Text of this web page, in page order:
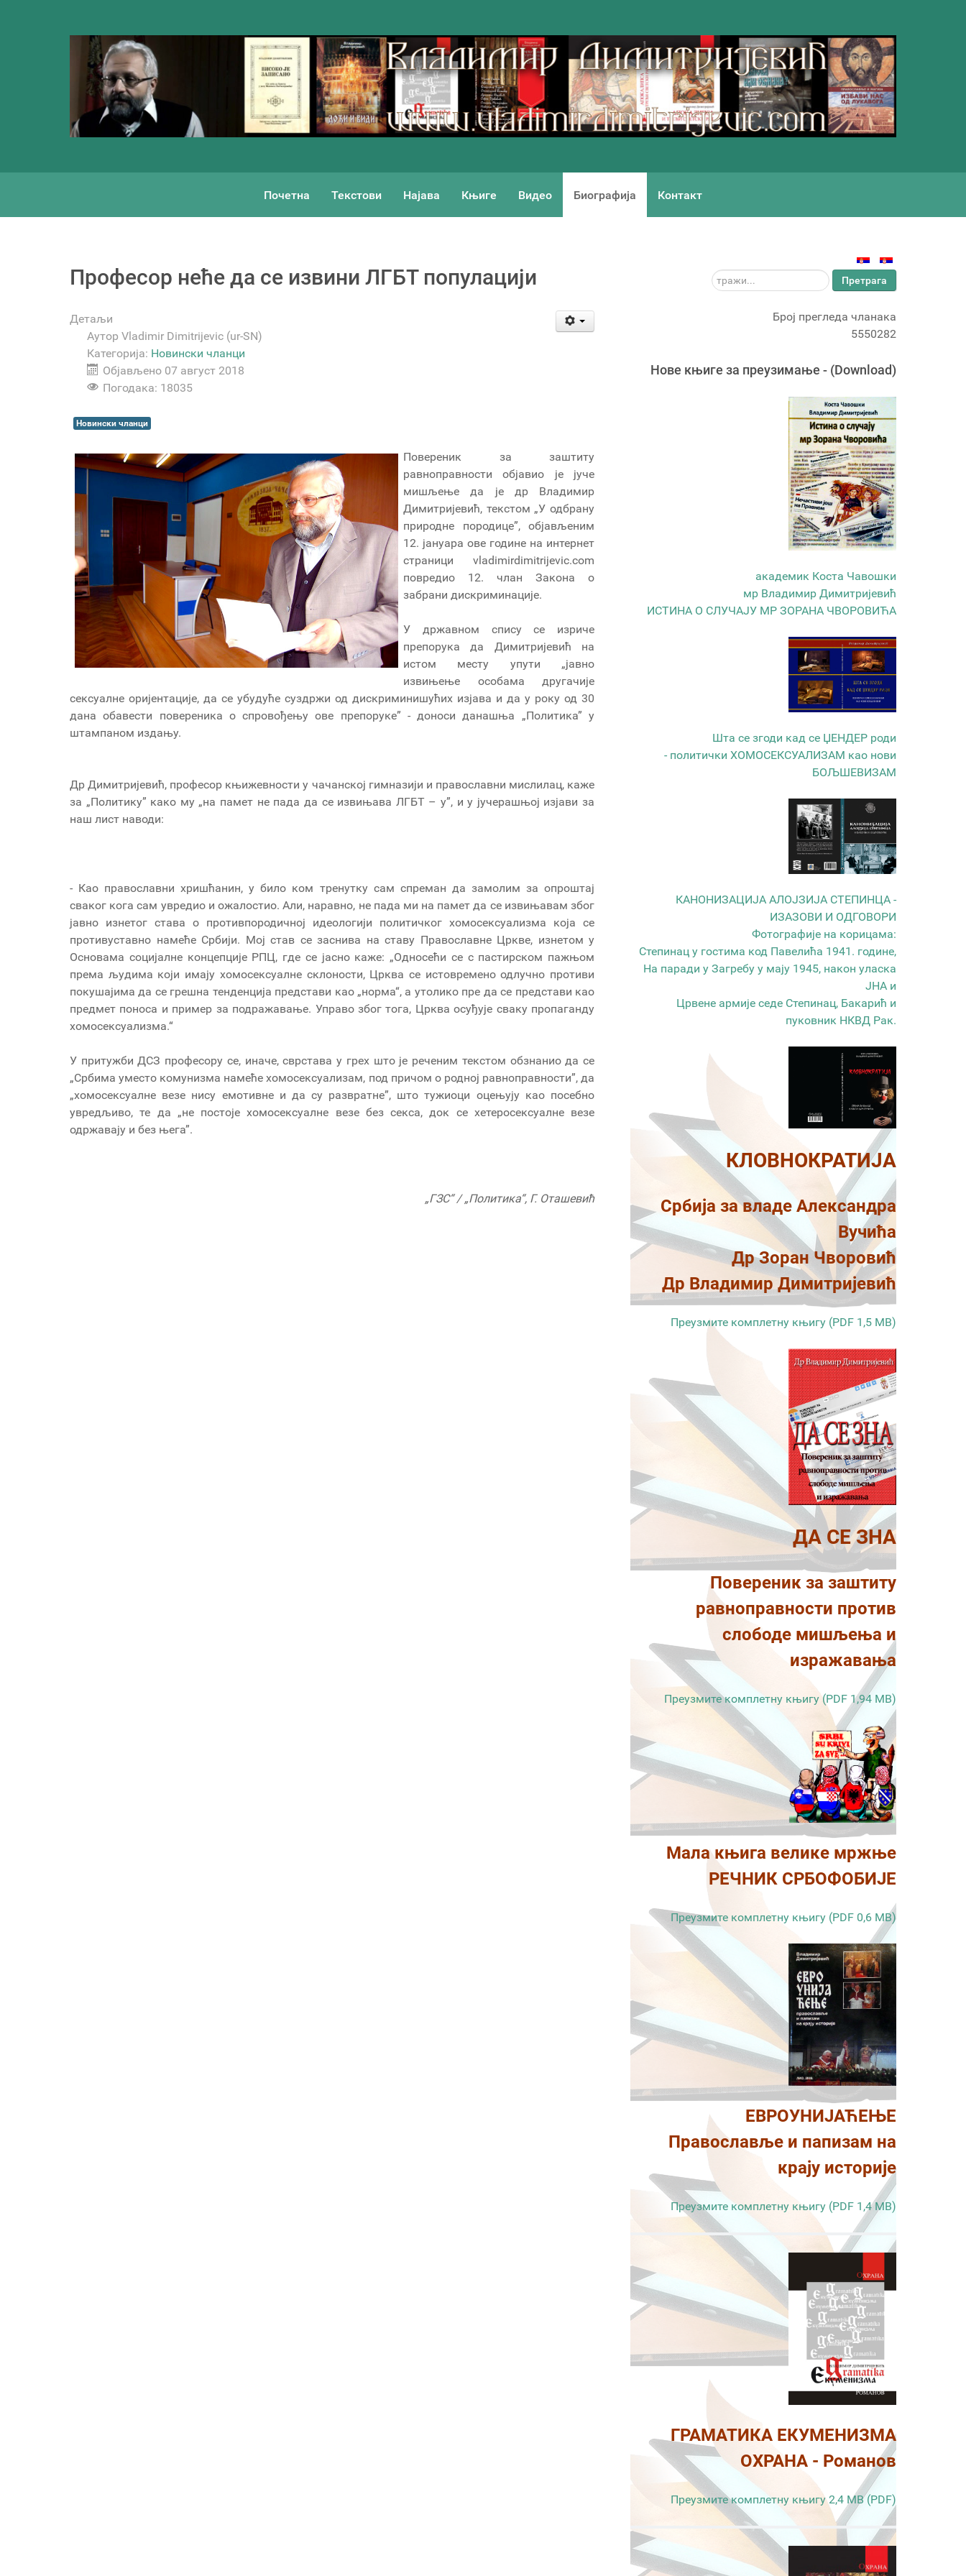
Почетна Текстови Најава Књиге Видео Биографија Контакт
Професор неће да се извини ЛГБТ популацији
Детаљи
Аутор Vladimir Dimitrijevic (ur-SN)
Категорија: Новински чланци
Објављено 07 август 2018
Погодака: 18035
Новински чланци
Повереник за заштиту
равноправности објавио је јуче
мишљење да је др Владимир
Димитријевић, текстом „У одбрану
природне породице”, објављеним
12. јануара ове године на интернет
страници vladimirdimitrijevic.com
повредио 12. члан Закона о
забрани дискриминације.
У државном спису се изриче
препорука да Димитријевић на
истом месту упути „јавно
извињење особама другачије
сексуалне оријентације, да се убудуће суздржи од дискриминишућих изјава и да у року од 30
дана обавести повереника о спровођењу ове препоруке” - доноси данашња „Политика” у
штампаном издању.
Др Димитријевић, професор књижевности у чачанској гимназији и православни мислилац, каже
за „Политику” како му „на памет не пада да се извињава ЛГБТ – у”, и у јучерашњој изјави за
наш лист наводи:
- Као православни хришћанин, у било ком тренутку сам спреман да замолим за опроштај
сваког кога сам увредио и ожалостио. Али, наравно, не пада ми на памет да се извињавам због
јавно изнетог става о противпородичној идеологији политичког хомосексуализма која се
противуставно намеће Србији. Мој став се заснива на ставу Православне Цркве, изнетом у
Основама социјалне концепције РПЦ, где се јасно каже: „Односећи се с пастирском пажњом
према људима који имају хомосексуалне склоности, Црква се истовремено одлучно противи
покушајима да се грешна тенденција представи као „норма“, а утолико пре да се представи као
предмет поноса и пример за подражавање. Управо због тога, Црква осуђује сваку пропаганду
хомосексуализма.“
У притужби ДСЗ професору се, иначе, сврстава у грех што је реченим текстом обзнанио да се
„Србима уместо комунизма намеће хомосексуализам, под причом о родној равноправности”, да
„хомосексуалне везе нису емотивне и да су развратне”, што тужиоци оцењују као посебно
увредљиво, те да „не постоје хомосексуалне везе без секса, док се хетеросексуалне везе
одржавају и без њега”.
„ГЗС“ / „Политика“, Г. Оташевић
тражи... Претрага
Број прегледа чланака
5550282
Новe књигe за преузимање - (Download)
академик Коста Чавошки
мр Владимир Димитријевић
ИСТИНА О СЛУЧАЈУ МР ЗОРАНА ЧВОРОВИЋА
Шта се згоди кад се ЏЕНДЕР роди
- политички ХОМОСЕКСУАЛИЗАМ као нови
БОЉШЕВИЗАМ
КАНОНИЗАЦИЈА АЛОЈЗИЈА СТЕПИНЦА -
ИЗАЗОВИ И ОДГОВОРИ
Фотографије на корицама:
Степинац у гостима код Павелића 1941. године,
На паради у Загребу у мају 1945, након уласка
ЈНА и
Црвене армије седе Степинац, Бакарић и
пуковник НКВД Рак.
КЛОВНОКРАТИЈА
Србија за владе Александра
Вучића
Др Зоран Чворовић
Др Владимир Димитријевић
Преузмите комплетну књигу (PDF 1,5 MB)
ДА СЕ ЗНА
Повереник за заштиту
равноправности против
слободе мишљења и
изражавања
Преузмите комплетну књигу (PDF 1,94 MB)
Мала књига велике мржње
РЕЧНИК СРБОФОБИЈЕ
Преузмите комплетну књигу (PDF 0,6 MB)
ЕВРОУНИЈАЋЕЊЕ
Православље и папизам на
крају историје
Преузмите комплетну књигу (PDF 1,4 MB)
ГРАМАТИКА ЕКУМЕНИЗМА
ОХРАНА - Романов
Преузмите комплетну књигу 2,4 MB (PDF)